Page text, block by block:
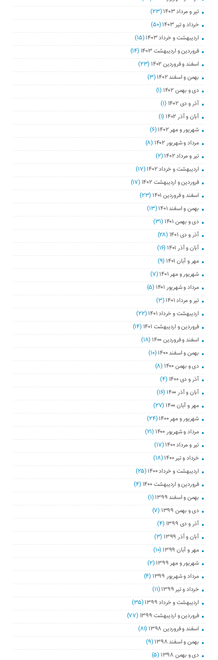
تیر و مرداد ۱۴۰۳
(۲۳)
خرداد و تیر ۱۴۰۳
(۵۰)
اردیبهشت و خرداد ۱۴۰۳
(۱۵)
فروردین و اردیبهشت ۱۴۰۳
(۱۴)
اسفند و فروردین ۱۴۰۲
(۲۳)
بهمن و اسفند ۱۴۰۲
(۳)
دی و بهمن ۱۴۰۲
(۱)
آذر و دی ۱۴۰۲
(۱)
آبان و آذر ۱۴۰۲
(۱)
شهریور و مهر ۱۴۰۲
(۶)
مرداد و شهریور ۱۴۰۲
(۸)
تیر و مرداد ۱۴۰۲
(۲)
اردیبهشت و خرداد ۱۴۰۲
(۱۷)
فروردین و اردیبهشت ۱۴۰۲
(۱۷)
اسفند و فروردین ۱۴۰۱
(۲۳)
بهمن و اسفند ۱۴۰۱
(۱۳)
دی و بهمن ۱۴۰۱
(۳۱)
آذر و دی ۱۴۰۱
(۲۸)
آبان و آذر ۱۴۰۱
(۱۶)
مهر و آبان ۱۴۰۱
(۹)
شهریور و مهر ۱۴۰۱
(۷)
مرداد و شهریور ۱۴۰۱
(۵)
تیر و مرداد ۱۴۰۱
(۳)
اردیبهشت و خرداد ۱۴۰۱
(۲۲)
فروردین و اردیبهشت ۱۴۰۱
(۱۴)
اسفند و فروردین ۱۴۰۰
(۱۸)
بهمن و اسفند ۱۴۰۰
(۱۰)
دی و بهمن ۱۴۰۰
(۸)
آذر و دی ۱۴۰۰
(۴)
آبان و آذر ۱۴۰۰
(۱۶)
مهر و آبان ۱۴۰۰
(۲۷)
شهریور و مهر ۱۴۰۰
(۲۴)
مرداد و شهریور ۱۴۰۰
(۲۱)
تیر و مرداد ۱۴۰۰
(۱۷)
خرداد و تیر ۱۴۰۰
(۱۸)
اردیبهشت و خرداد ۱۴۰۰
(۲۵)
فروردین و اردیبهشت ۱۴۰۰
(۴)
بهمن و اسفند ۱۳۹۹
(۱)
دی و بهمن ۱۳۹۹
(۷)
آذر و دی ۱۳۹۹
(۴)
آبان و آذر ۱۳۹۹
(۳)
مهر و آبان ۱۳۹۹
(۱۰)
شهریور و مهر ۱۳۹۹
(۲)
مرداد و شهریور ۱۳۹۹
(۴)
خرداد و تیر ۱۳۹۹
(۱۱)
اردیبهشت و خرداد ۱۳۹۹
(۳۵)
فروردین و اردیبهشت ۱۳۹۹
(۷۷)
اسفند و فروردین ۱۳۹۸
(۸۱)
بهمن و اسفند ۱۳۹۸
(۹)
دی و بهمن ۱۳۹۸
(۵)